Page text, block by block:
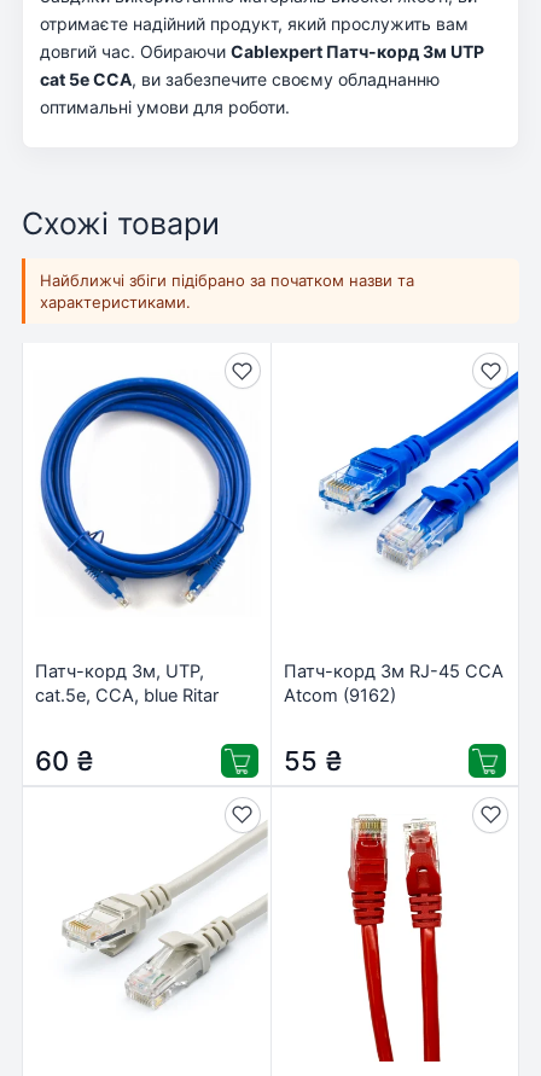
отримаєте надійний продукт, який прослужить вам
довгий час. Обираючи Cablexpert Патч-корд 3м UTP
cat 5е CCA, ви забезпечите своєму обладнанню
оптимальні умови для роботи.
Схожі товари
Найближчі збіги підібрано за початком назви та
характеристиками.
Патч-корд 3м, UTP,
cat.5e, CCA, blue Ritar
60 ₴
Патч-корд 3м RJ-45 CCA
Atcom (9162)
55 ₴